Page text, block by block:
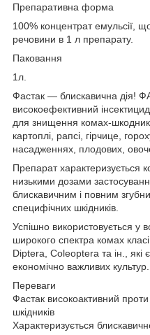
Препаративна форма
100% концентрат емульсії,
речовини в 1 л препарату.
Паковання
1л.
Фастак — блискавична дія!
високоефективний інсектицид
для знищення комах-
картоплі, рапсі, гірчице,
насадженнях, плодових,
Препарат характеризується
низькими дозами
блискавичним і повним
специфічних шкідників.
Успішно використовується у
широкого спектра комах
Diptera, Coleoptera та ін., які
економічно важливих культур.
Переваги
Фастак високоактивний
шкідників
Характеризується